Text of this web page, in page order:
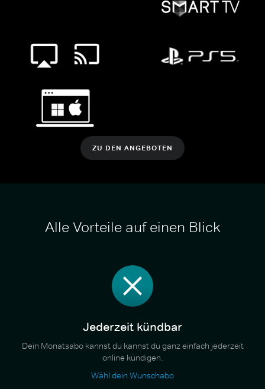
ZU DEN ANGEBOTEN
Alle Vorteile auf einen Blick
Jederzeit kündbar
Dein Monatsabo kannst du kannst du ganz einfach jederzeit
online kündigen.
Wähl dein Wunschabo